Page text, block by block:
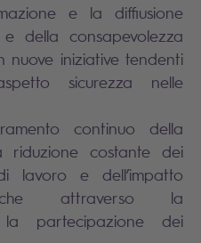
e la diffiusione
della consapevolezza
iniziative tendenti
sicurezza nelle
continuo della
riduzione costante dei
lavoro e dell’impatto
attraverso la
partecipazione dei